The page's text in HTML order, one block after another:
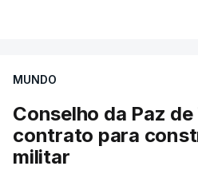
MUNDO
Conselho da Paz
contrato para
militar